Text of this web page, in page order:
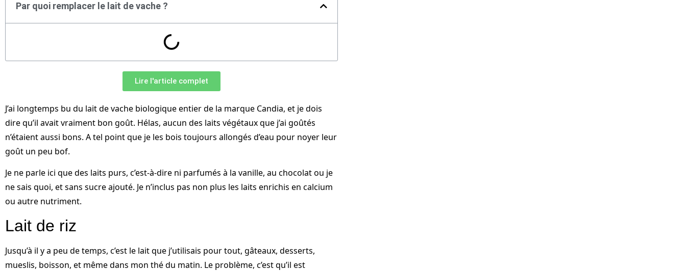
Par quoi remplacer le lait de vache ?
Lire l'article complet
J’ai longtemps bu du lait de vache biologique entier de la marque Candia, et je dois
dire qu’il avait vraiment bon goût. Hélas, aucun des laits végétaux que j’ai goûtés
n’étaient aussi bons. A tel point que je les bois toujours allongés d’eau pour noyer leur
goût un peu bof.
Je ne parle ici que des laits purs, c’est-à-dire ni parfumés à la vanille, au chocolat ou je
ne sais quoi, et sans sucre ajouté. Je n’inclus pas non plus les laits enrichis en calcium
ou autre nutriment.
Lait de riz
Jusqu’à il y a peu de temps, c’est le lait que j’utilisais pour tout, gâteaux, desserts,
mueslis, boisson, et même dans mon thé du matin. Le problème, c’est qu’il est